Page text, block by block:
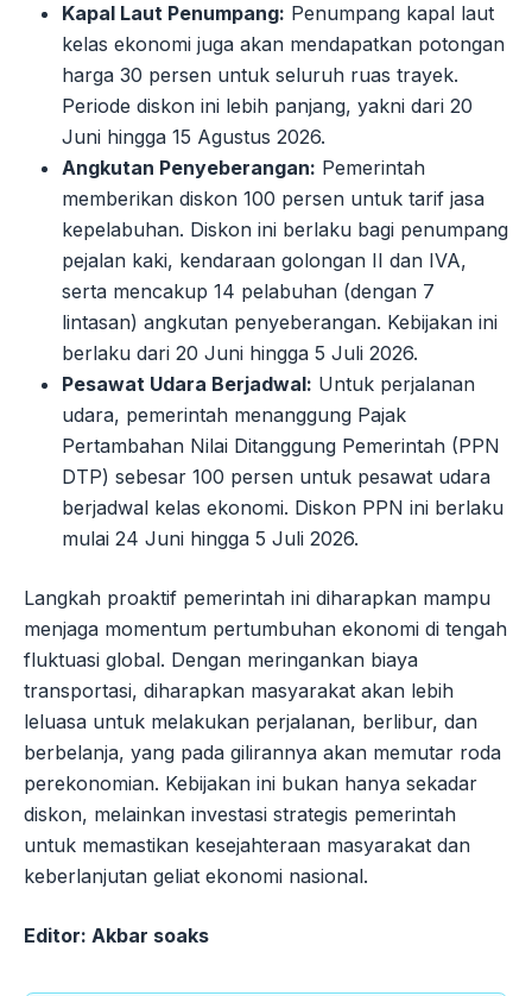
Kapal Laut Penumpang: Penumpang kapal laut
kelas ekonomi juga akan mendapatkan potongan
harga 30 persen untuk seluruh ruas trayek.
Periode diskon ini lebih panjang, yakni dari 20
Juni hingga 15 Agustus 2026.
Angkutan Penyeberangan: Pemerintah
memberikan diskon 100 persen untuk tarif jasa
kepelabuhan. Diskon ini berlaku bagi penumpang
pejalan kaki, kendaraan golongan II dan IVA,
serta mencakup 14 pelabuhan (dengan 7
lintasan) angkutan penyeberangan. Kebijakan ini
berlaku dari 20 Juni hingga 5 Juli 2026.
Pesawat Udara Berjadwal: Untuk perjalanan
udara, pemerintah menanggung Pajak
Pertambahan Nilai Ditanggung Pemerintah (PPN
DTP) sebesar 100 persen untuk pesawat udara
berjadwal kelas ekonomi. Diskon PPN ini berlaku
mulai 24 Juni hingga 5 Juli 2026.
Langkah proaktif pemerintah ini diharapkan mampu
menjaga momentum pertumbuhan ekonomi di tengah
fluktuasi global. Dengan meringankan biaya
transportasi, diharapkan masyarakat akan lebih
leluasa untuk melakukan perjalanan, berlibur, dan
berbelanja, yang pada gilirannya akan memutar roda
perekonomian. Kebijakan ini bukan hanya sekadar
diskon, melainkan investasi strategis pemerintah
untuk memastikan kesejahteraan masyarakat dan
keberlanjutan geliat ekonomi nasional.
Editor: Akbar soaks